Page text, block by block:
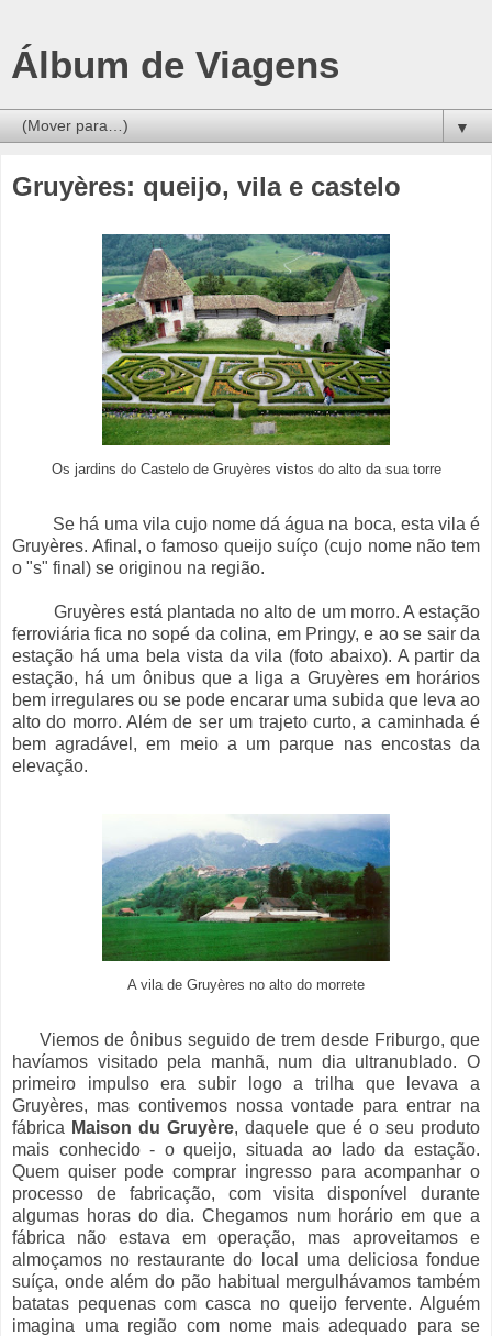
Álbum de Viagens
▼
Gruyères: queijo, vila e castelo
Os jardins do Castelo de Gruyères vistos do alto da sua torre
Se há uma vila cujo nome dá água na boca, esta vila é
Gruyères. Afinal, o famoso queijo suíço (cujo nome não tem
o "s" final) se originou na região.
Gruyères está plantada no alto de um morro. A estação
ferroviária fica no sopé da colina, em Pringy, e ao se sair da
estação há uma bela vista da vila (foto abaixo). A partir da
estação, há um ônibus que a liga a Gruyères em horários
bem irregulares ou se pode encarar uma subida que leva ao
alto do morro. Além de ser um trajeto curto, a caminhada é
bem agradável, em meio a um parque nas encostas da
elevação.
A vila de Gruyères no alto do morrete
Viemos de ônibus seguido de trem desde Friburgo, que
havíamos visitado pela manhã, num dia ultranublado. O
primeiro impulso era subir logo a trilha que levava a
Gruyères, mas contivemos nossa vontade para entrar na
fábrica Maison du Gruyère, daquele que é o seu produto
mais conhecido - o queijo, situada ao lado da estação.
Quem quiser pode comprar ingresso para acompanhar o
processo de fabricação, com visita disponível durante
algumas horas do dia. Chegamos num horário em que a
fábrica não estava em operação, mas aproveitamos e
almoçamos no restaurante do local uma deliciosa fondue
suíça, onde além do pão habitual mergulhávamos também
batatas pequenas com casca no queijo fervente. Alguém
imagina uma região com nome mais adequado para se